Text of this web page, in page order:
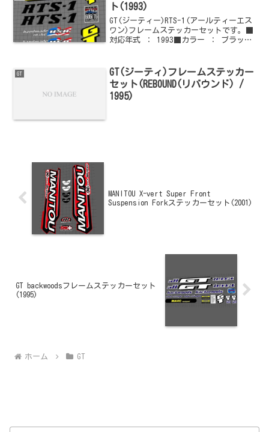
ト(1993)
GT(ジーティー)RTS-1(アールティーエス
ワン)フレームステッカーセットです。■
対応年式 ： 1993■カラー ： ブラック
ぞ
GT
GT(ジーティ)フレームステッカー
セット(REBOUND(リバウンド) /
1995)
MANITOU X-vert Super Front
Suspension Forkステッカーセット(2001)
GT backwoodsフレームステッカーセット
(1995)
ホーム GT